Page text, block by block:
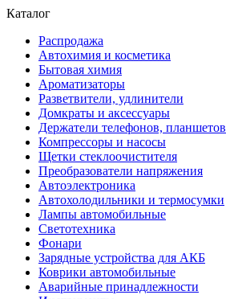
Каталог
Распродажа
Автохимия и косметика
Бытовая химия
Ароматизаторы
Разветвители, удлинители
Домкраты и аксессуары
Держатели телефонов, планшетов
Компрессоры и насосы
Щетки стеклоочистителя
Преобразователи напряжения
Автоэлектроника
Автохолодильники и термосумки
Лампы автомобильные
Светотехника
Фонари
Зарядные устройства для АКБ
Коврики автомобильные
Аварийные принадлежности